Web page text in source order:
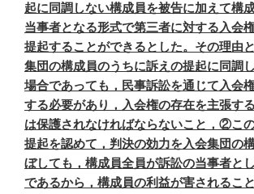
起に同調しない構成員を被告に加えて構
当事者となる形式で第三者に対する入会
提起することができるとした。その理由
集団の構成員のうちに訴えの提起に同調
場合であっても，民事訴訟を通じて入会
する必要があり，入会権の存在を主張す
は保護されなければならないこと，②こ
提起を認めて，判決の効力を入会集団の
ぼしても，構成員全員が訴訟の当事者と
であるから，構成員の利益が害されるこ